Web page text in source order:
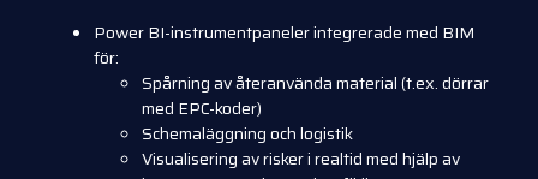
Power BI-instrumentpaneler integrerade med BIM
för:
Spårning av återanvända material (t.ex. dörrar
med EPC-koder)
Schemaläggning och logistik
Visualisering av risker i realtid med hjälp av